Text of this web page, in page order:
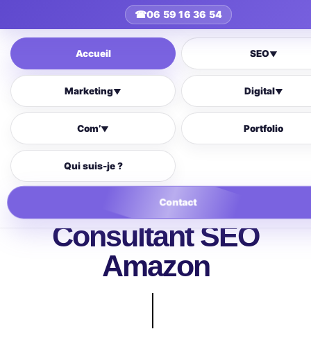
☎06 59 16 36 54
Accueil SEO▼
Marketing▼ Digital▼
Com’▼ Portfolio
Qui suis-je ?
Contact
Consultant SEO
Amazon